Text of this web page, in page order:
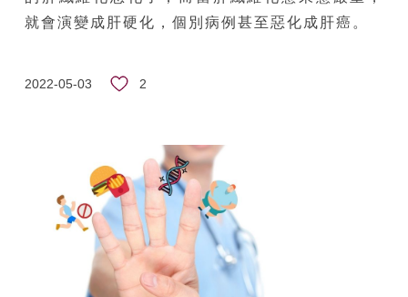
就會演變成肝硬化，個別病例甚至惡化成肝癌。
2022-05-03 2